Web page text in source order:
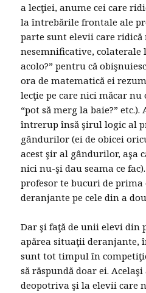
a lecţiei, anume cei care
la întrebările frontale ale
parte sunt elevii care
nesemnificative, colaterale
acolo?” pentru că
ora de matematică ei
lecţie pe care nici măcar nu
“pot să merg la baie?”
întrerup însă şirul logic al
gândurilor (ei de obicei
acest şir al gândurilor, aşa
nici nu-şi dau seama ce
profesor te bucuri de
deranjante pe cele din a
Dar şi faţă de unii elevi din
apărea situaţii deranjante,
sunt tot timpul în
să răspundă doar ei.
deopotriva şi la elevii care